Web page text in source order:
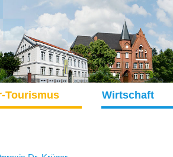
Tourismus Wirtschaft